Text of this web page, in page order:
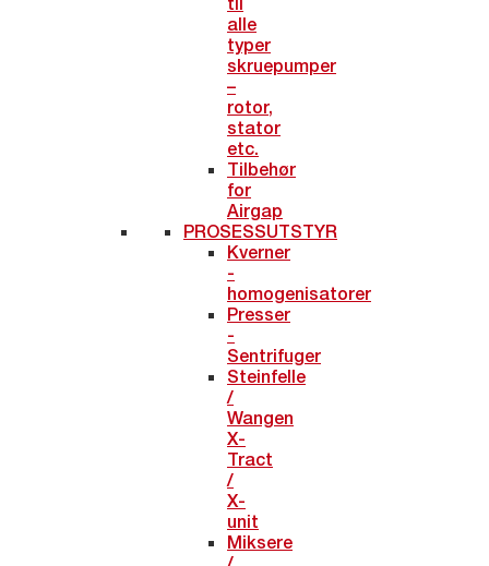
alle
typer
skruepumper
–
rotor,
stator
etc.
Tilbehør
for
Airgap
PROSESSUTSTYR
Kverner
-
homogenisatorer
Presser
-
Sentrifuger
Steinfelle
/
Wangen
X-
Tract
/
X-
unit
Miksere